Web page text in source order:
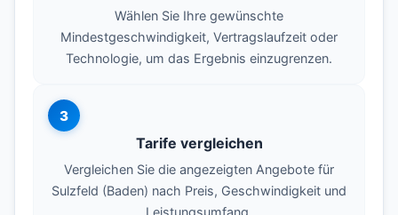
Wählen Sie Ihre gewünschte
Mindestgeschwindigkeit, Vertragslaufzeit oder
Technologie, um das Ergebnis einzugrenzen.
3
Tarife vergleichen
Vergleichen Sie die angezeigten Angebote für
Sulzfeld (Baden) nach Preis, Geschwindigkeit und